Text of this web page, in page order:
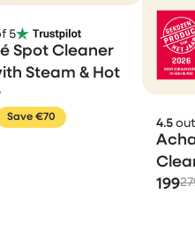
5
Spot Cleaner
Steam & Hot
Save €70 4.5out
199